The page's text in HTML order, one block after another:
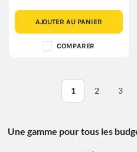
AJOUTER AU PANIER
COMPARER
1 2 3
Une gamme pour tous les